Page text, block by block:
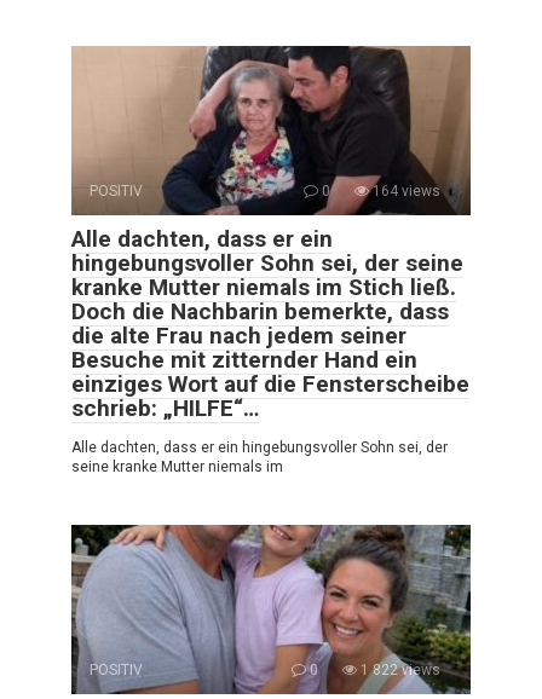
POSITIV 0 164 views
Alle dachten, dass er ein
hingebungsvoller Sohn sei, der seine
kranke Mutter niemals im Stich ließ.
Doch die Nachbarin bemerkte, dass
die alte Frau nach jedem seiner
Besuche mit zitternder Hand ein
einziges Wort auf die Fensterscheibe
schrieb: „HILFE“…
Alle dachten, dass er ein hingebungsvoller Sohn sei, der
seine kranke Mutter niemals im
POSITIV 0 1 822 views